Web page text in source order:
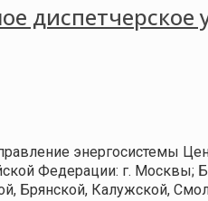
диспетчерское
энергосистемы
Федерации: г.
Брянской, Калужской,